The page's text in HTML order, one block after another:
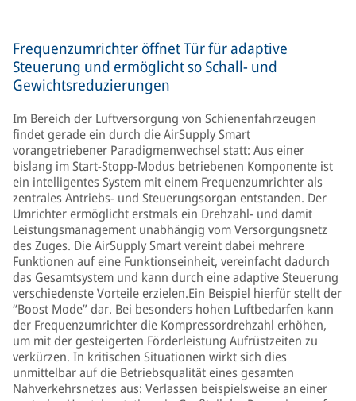
Frequenzumrichter öffnet Tür für adaptive
Steuerung und ermöglicht so Schall- und
Gewichtsreduzierungen
Im Bereich der Luftversorgung von Schienenfahrzeugen
findet gerade ein durch die AirSupply Smart
vorangetriebener Paradigmenwechsel statt: Aus einer
bislang im Start-Stopp-Modus betriebenen Komponente ist
ein intelligentes System mit einem Frequenzumrichter als
zentrales Antriebs- und Steuerungsorgan entstanden. Der
Umrichter ermöglicht erstmals ein Drehzahl- und damit
Leistungsmanagement unabhängig vom Versorgungsnetz
des Zuges. Die AirSupply Smart vereint dabei mehrere
Funktionen auf eine Funktionseinheit, vereinfacht dadurch
das Gesamtsystem und kann durch eine adaptive Steuerung
verschiedenste Vorteile erzielen.Ein Beispiel hierfür stellt der
“Boost Mode” dar. Bei besonders hohen Luftbedarfen kann
der Frequenzumrichter die Kompressordrehzahl erhöhen,
um mit der gesteigerten Förderleistung Aufrüstzeiten zu
verkürzen. In kritischen Situationen wirkt sich dies
unmittelbar auf die Betriebsqualität eines gesamten
Nahverkehrsnetzes aus: Verlassen beispielsweise an einer